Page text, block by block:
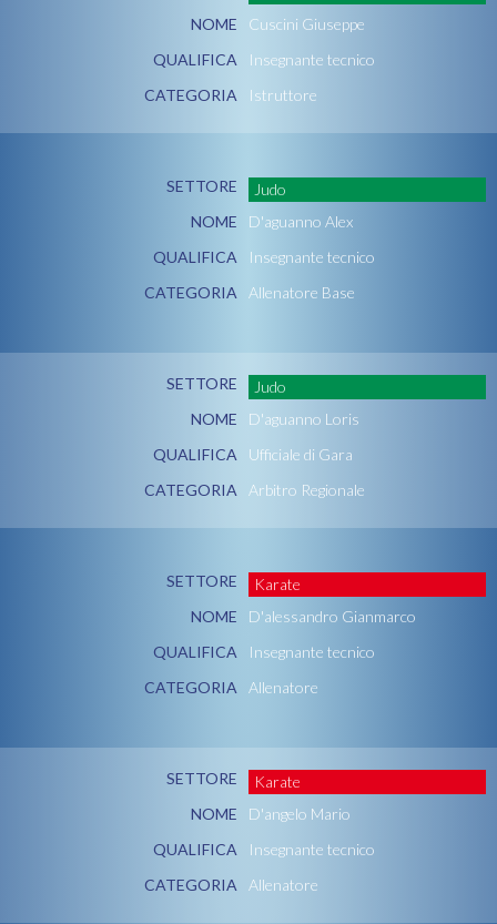
NOME
Cuscini Giuseppe
QUALIFICA
Insegnante tecnico
CATEGORIA
Istruttore
SETTORE
Judo
NOME
D'aguanno Alex
QUALIFICA
Insegnante tecnico
CATEGORIA Allenatore Base
SETTORE
Judo
NOME
D'aguanno Loris
QUALIFICA
Ufficiale di Gara
CATEGORIA Arbitro Regionale
SETTORE
Karate
NOME
D'alessandro Gianmarco
QUALIFICA
Insegnante tecnico
CATEGORIA Allenatore
SETTORE
Karate
NOME
D'angelo Mario
QUALIFICA
Insegnante tecnico
CATEGORIA Allenatore